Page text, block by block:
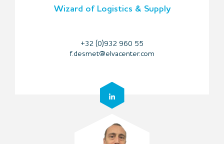
Wizard of Logistics & Supply
+32 (0)932 960 55
f.desmet@elvacenter.com